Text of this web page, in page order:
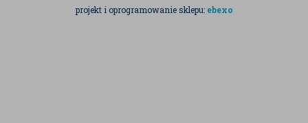
projekt i oprogramowanie sklepu: ebexo